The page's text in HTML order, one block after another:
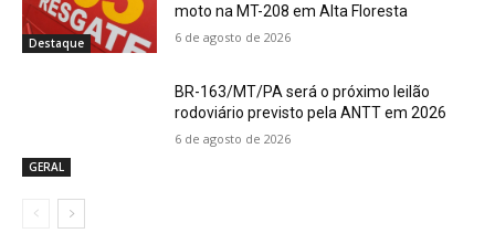
Destaque
moto na MT-208 em Alta Floresta
6 de agosto de 2026
GERAL
BR-163/MT/PA será o próximo leilão
rodoviário previsto pela ANTT em 2026
6 de agosto de 2026